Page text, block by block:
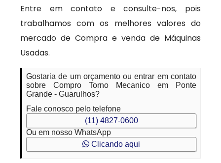
Entre em contato e consulte-nos, pois
trabalhamos com os melhores valores do
mercado de Compra e venda de Máquinas
Usadas.
Gostaria de um orçamento ou entrar em contato
sobre Compro Torno Mecanico em Ponte
Grande - Guarulhos?
Fale conosco pelo telefone
(11) 4827-0600
Ou em nosso WhatsApp
Clicando aqui